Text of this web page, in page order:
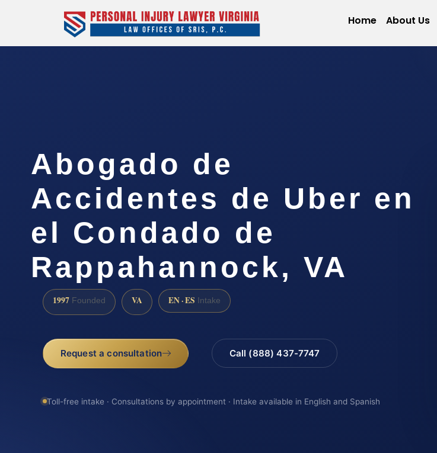
Home About Us
Abogado de
Accidentes de Uber en
el Condado de
Rappahannock, VA
1997 Founded VA EN · ES Intake
Request a consultation Call (888) 437-7747
Toll-free intake · Consultations by appointment · Intake available in English and Spanish